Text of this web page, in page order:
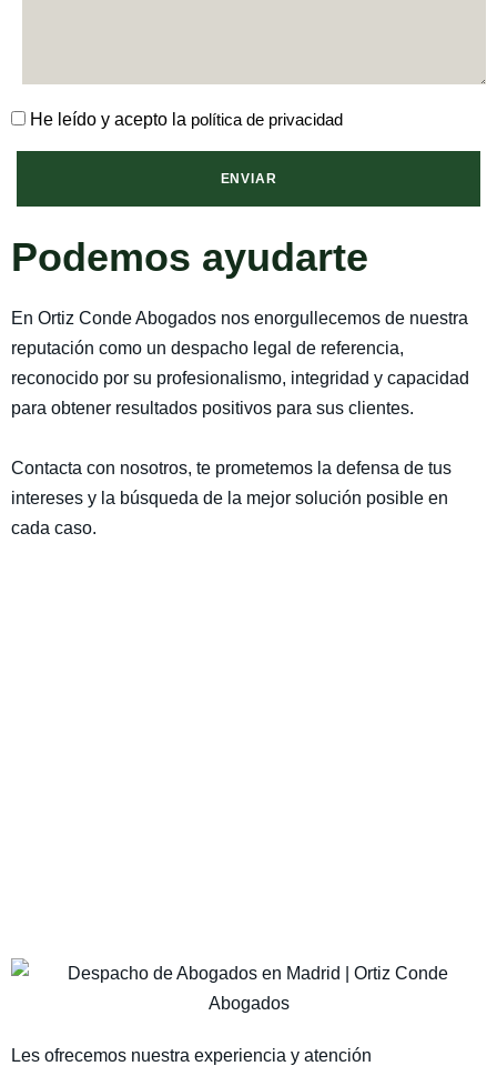
Podemos ayudarte
En Ortiz Conde Abogados nos enorgullecemos de nuestra
reputación como un despacho legal de referencia,
reconocido por su profesionalismo, integridad y capacidad
para obtener resultados positivos para sus clientes.
Contacta con nosotros, te prometemos la defensa de tus
intereses y la búsqueda de la mejor solución posible en
cada caso.
He leído y acepto la política de privacidad
Les ofrecemos nuestra experiencia y atención